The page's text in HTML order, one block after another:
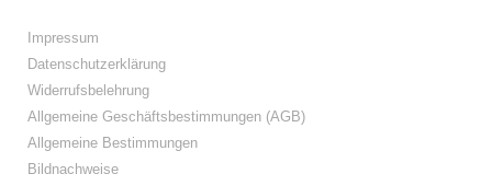
Impressum
Datenschutzerklärung
Widerrufsbelehrung
Allgemeine Geschäftsbestimmungen (AGB)
Allgemeine Bestimmungen
Bildnachweise